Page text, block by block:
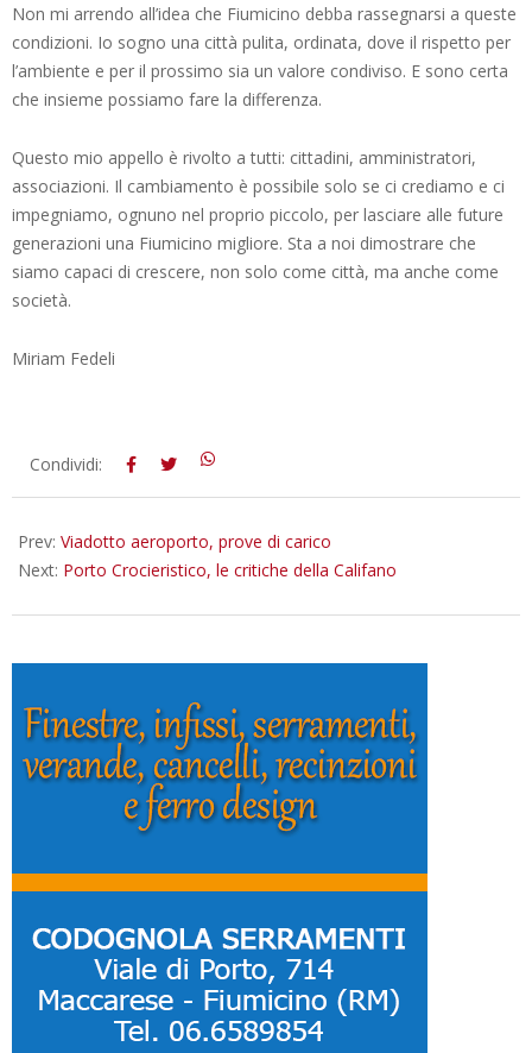
Non mi arrendo all’idea che Fiumicino debba rassegnarsi a queste
condizioni. Io sogno una città pulita, ordinata, dove il rispetto per
l’ambiente e per il prossimo sia un valore condiviso. E sono certa
che insieme possiamo fare la differenza.
Questo mio appello è rivolto a tutti: cittadini, amministratori,
associazioni. Il cambiamento è possibile solo se ci crediamo e ci
impegniamo, ognuno nel proprio piccolo, per lasciare alle future
generazioni una Fiumicino migliore. Sta a noi dimostrare che
siamo capaci di crescere, non solo come città, ma anche come
società.
Miriam Fedeli
2025-
Condividi:
Prev: Viadotto aeroporto, prove di carico
Next: Porto Crocieristico, le critiche della Califano